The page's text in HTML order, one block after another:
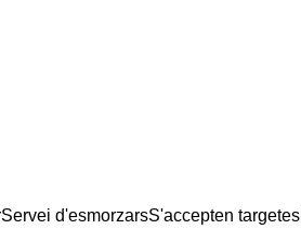
Servei d'esmorzarsS'accepten targetes